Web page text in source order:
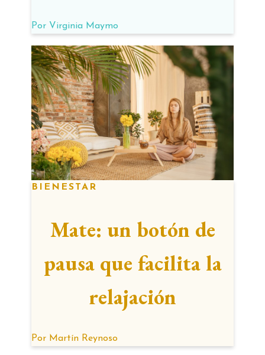
de coronavirus
Por Virginia Maymo
BIENESTAR
Mate: un botón de
pausa que facilita la
relajación
Por Martín Reynoso